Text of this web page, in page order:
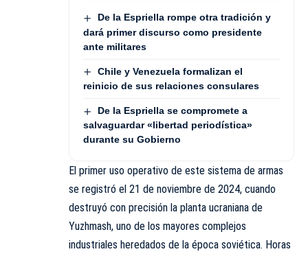
De la Espriella rompe otra tradición y
dará primer discurso como presidente
ante militares
Chile y Venezuela formalizan el
reinicio de sus relaciones consulares
De la Espriella se compromete a
salvaguardar «libertad periodística»
durante su Gobierno
El primer uso operativo de este sistema de armas
se registró el 21 de noviembre de 2024, cuando
destruyó con precisión la planta ucraniana de
Yuzhmash, uno de los mayores complejos
industriales heredados de la época soviética. Horas